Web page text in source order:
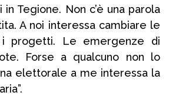
Tegione. Non c’è una parola
A noi interessa cambiare le
progetti. Le emergenze di
Forse a qualcuno non lo
elettorale a me interessa la